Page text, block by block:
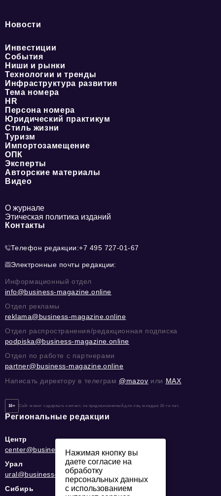
Новости
Инвестиции
События
Ниши и рынки
Технологии и тренды
Инфраструктура развития
Тема номера
HR
Персона номера
Юридический практикум
Стиль жизни
Туризм
Импортозамещение
ОПК
Эксперты
Авторские материалы
Видео
О журнале
Этическая политика изданий
Контакты
Телефон редакции:+7 495 727-01-67
Электронные почты редакции:
Информационный отдел
info@business-magazine.online
Отдел рекламы
reklama@business-magazine.online
Отдел распространения/редакционная подписка
podpiska@business-magazine.online
Отдел по работе с партнерами
partner@business-magazine.online
Написать директору в телеграм @mazov или MAX
16+ Сайт может содержать контент, не предназначенный для лиц младше 16-ти лет.
Региональные редакции
Центр
center@business-magazine.online
Урал
ural@business-magazine.online
Сибирь
Нажимая кнопку вы
даете согласие на
обработку
персональных данных
с использованием